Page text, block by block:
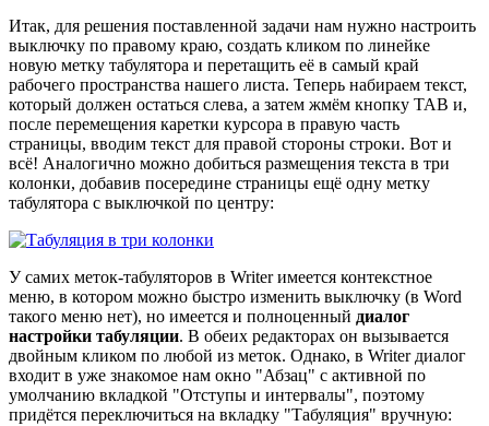
Итак, для решения поставленной задачи нам нужно настроить
выключку по правому краю, создать кликом по линейке
новую метку табулятора и перетащить её в самый край
рабочего пространства нашего листа. Теперь набираем текст,
который должен остаться слева, а затем жмём кнопку TAB и,
после перемещения каретки курсора в правую часть
страницы, вводим текст для правой стороны строки. Вот и
всё! Аналогично можно добиться размещения текста в три
колонки, добавив посередине страницы ещё одну метку
табулятора с выключкой по центру:
У самих меток-табуляторов в Writer имеется контекстное
меню, в котором можно быстро изменить выключку (в Word
такого меню нет), но имеется и полноценный диалог
настройки табуляции. В обеих редакторах он вызывается
двойным кликом по любой из меток. Однако, в Writer диалог
входит в уже знакомое нам окно "Абзац" с активной по
умолчанию вкладкой "Отступы и интервалы", поэтому
придётся переключиться на вкладку "Табуляция" вручную: